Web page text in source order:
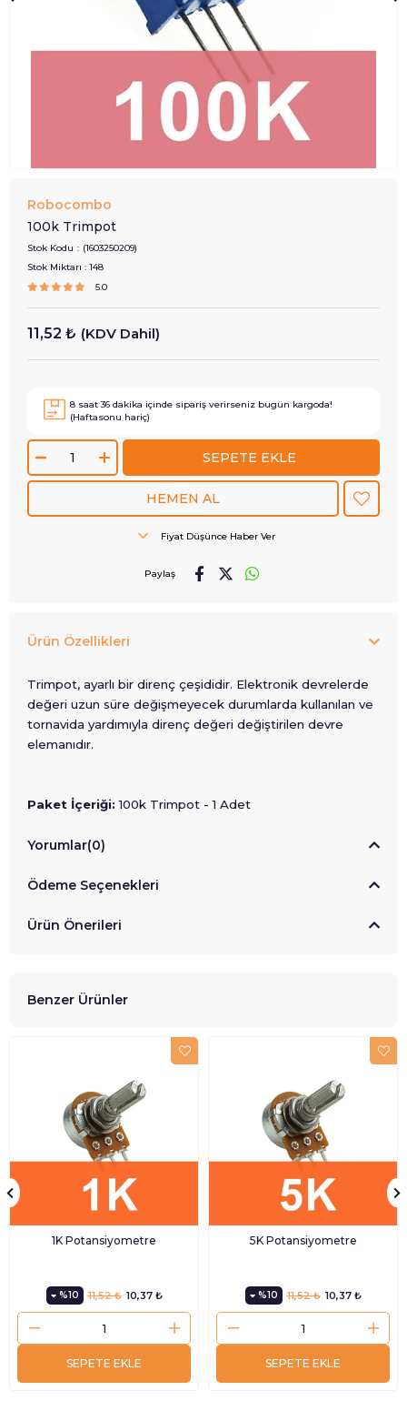
Robocombo
100k Trimpot
Stok Kodu
(1603250209)
Stok Miktarı : 148
5.0
11,52 ₺ (KDV Dahil)
8 saat36 dakika içinde sipariş verirseniz bugün kargoda!
(Haftasonu hariç)
Fiyat Düşünce Haber Ver
Paylaş
Ürün Özellikleri
Trimpot, ayarlı bir direnç çeşididir. Elektronik devrelerde
değeri uzun süre değişmeyecek durumlarda kullanılan ve
tornavida yardımıyla direnç değeri değiştirilen devre
elemanıdır.
Paket İçeriği: 100k Trimpot - 1 Adet
Yorumlar(0)
Ödeme Seçenekleri
Ürün Önerileri
Benzer Ürünler
1K Potansiyometre
%10 10,37 ₺
11,52 ₺
SEPETE EKLE
5K Potansiyometre
%10 10,37 ₺
11,52 ₺
SEPETE EKLE